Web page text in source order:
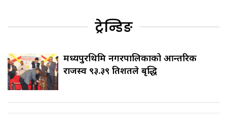
ट्रेन्डिङ
मध्यपुरथिमि नगरपालिकाको आन्तरिक
राजस्व ९३.३९ प्रतिशतले बृद्धि